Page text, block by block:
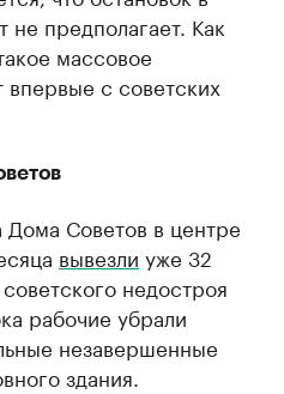
предполагает. Как
массовое
с советских
Советов в центре
вывезли уже 32
недостроя
рабочие убрали
незавершенные
здания.